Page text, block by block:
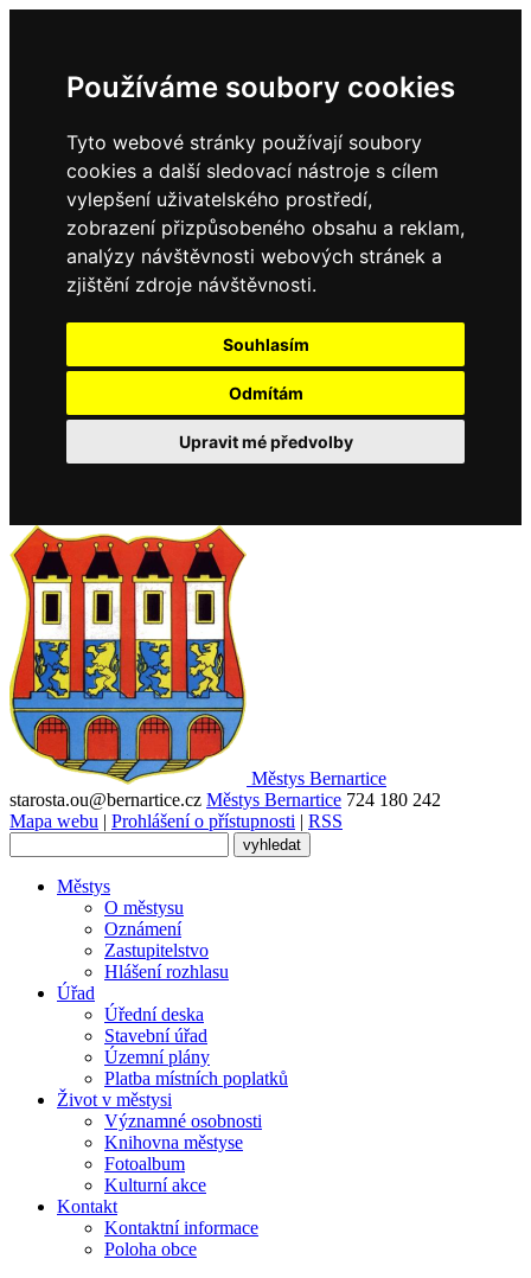
Používáme soubory cookies
Tyto webové stránky používají soubory
cookies a další sledovací nástroje s cílem
vylepšení uživatelského prostředí,
zobrazení přizpůsobeného obsahu a reklam,
analýzy návštěvnosti webových stránek a
zjištění zdroje návštěvnosti.
Souhlasím
Odmítám
Upravit mé předvolby
Městys Bernartice
starosta.ou@bernartice.cz Městys Bernartice 724 180 242
Mapa webu | Prohlášení o přístupnosti | RSS
Městys
O městysu
Oznámení
Zastupitelstvo
Hlášení rozhlasu
Úřad
Úřední deska
Stavební úřad
Územní plány
Platba místních poplatků
Život v městysi
Významné osobnosti
Knihovna městyse
Fotoalbum
Kulturní akce
Kontakt
Kontaktní informace
Poloha obce